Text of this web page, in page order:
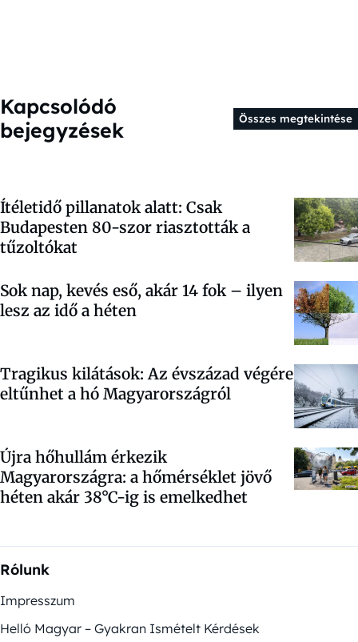
Kapcsolódó
bejegyzések
Összes megtekintése
Ítéletidő pillanatok alatt: Csak
Budapesten 80-szor riasztották a
tűzoltókat
Sok nap, kevés eső, akár 14 fok – ilyen
lesz az idő a héten
Tragikus kilátások: Az évszázad végére
eltűnhet a hó Magyarországról
Újra hőhullám érkezik
Magyarországra: a hőmérséklet jövő
héten akár 38°C-ig is emelkedhet
Rólunk
Impresszum
Helló Magyar – Gyakran Ismételt Kérdések